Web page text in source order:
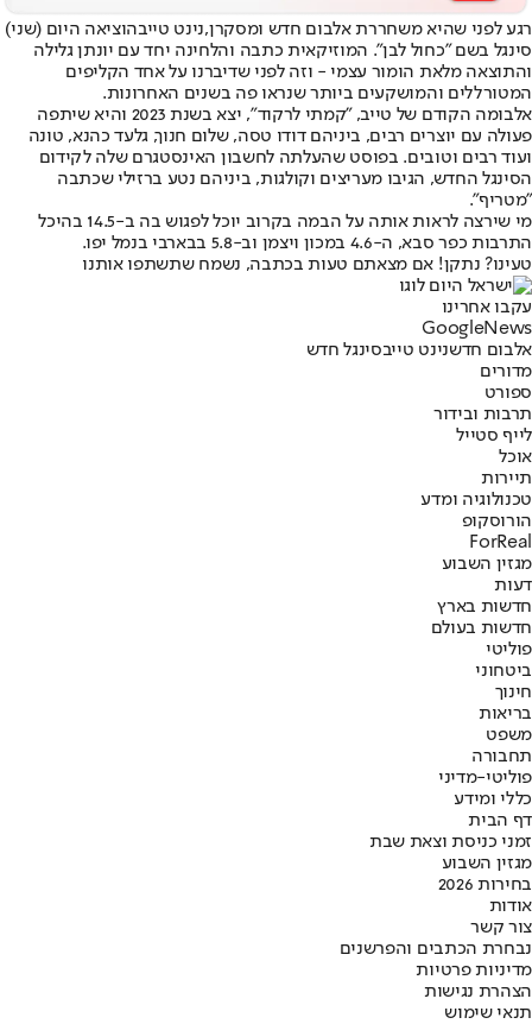
רגע לפני שהיא משחררת אלבום חדש ומסקרן,נינט טייבהוציאה היום (שני)
סינגל בשם "כחול לבן". המוזיקאית כתבה והלחינה יחד עם יונתן גלילה
והתוצאה מלאת הומור עצמי - וזה לפני שדיברנו על אחד הקליפים
המטורללים והמושקעים ביותר שנראו פה בשנים האחרונות.
אלבומה הקודם של טייב, "קמתי לרקוד", יצא בשנת 2023 והיא שיתפה
פעולה עם יוצרים רבים, ביניהם דודו טסה, שלום חנוך, גלעד כהנא, טונה
ועוד רבים וטובים. בפוסט שהעלתה לחשבון האינסטגרם שלה לקידום
הסינגל החדש, הגיבו מעריצים וקולגות, ביניהם נטע ברזילי שכתבה
"מטריף".
מי שירצה לראות אותה על הבמה בקרוב יוכל לפגוש בה ב-14.5 בהיכל
התרבות כפר סבא, ה-4.6 במכון ויצמן וב-5.8 בבארבי בנמל יפו.
טעינו? נתקן! אם מצאתם טעות בכתבה, נשמח שתשתפו אותנו
עקבו אחרינו
Googl eNews
אלבום חדשנינט טייבסינגל חדש
מדורים
ספורט
תרבות ובידור
לייף סטייל
אוכל
תיירות
טכנולוגיה ומדע
הורוסקופ
ForReal
מגזין השבוע
דעות
חדשות בארץ
חדשות בעולם
פוליטי
ביטחוני
חינוך
בריאות
משפט
תחבורה
פוליטי-מדיני
כללי ומידע
דף הבית
זמני כניסת וצאת שבת
מגזין השבוע
בחירות 2026
אודות
צור קשר
נבחרת הכתבים והפרשנים
מדיניות פרטיות
הצהרת נגישות
תנאי שימוש